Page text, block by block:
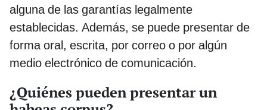
alguna de las garantías legalmente
establecidas. Además, se puede presentar de
forma oral, escrita, por correo o por algún
medio electrónico de comunicación.
¿Quiénes pueden presentar un